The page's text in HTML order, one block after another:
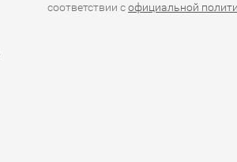
соответствии софициальной